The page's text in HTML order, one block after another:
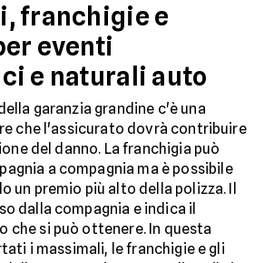
franchigie e
eventi
e naturali auto
garanzia grandine c'è una
che l'assicurato dovrà contribuire
del danno. La franchigia può
a compagnia ma è possibile
un premio più alto della polizza. Il
dalla compagnia e indica il
che si può ottenere. In questa
i massimali, le franchigie e gli